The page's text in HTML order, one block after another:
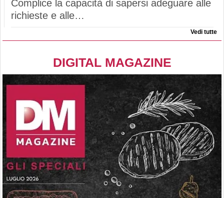
Complice la capacità di sapersi adeguare alle
richieste e alle…
Vedi tutte
DIGITAL MAGAZINE